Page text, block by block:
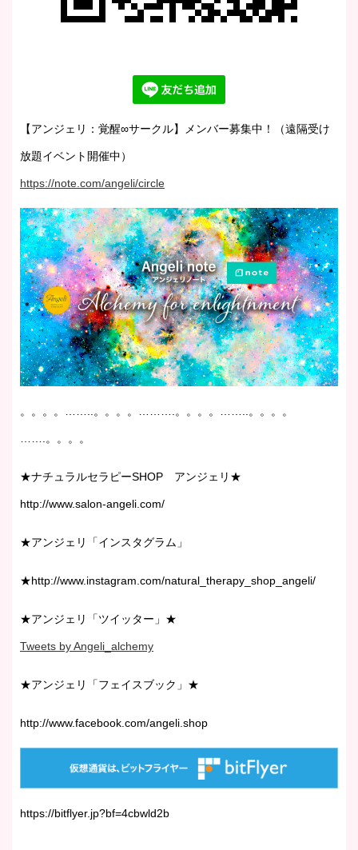
【アンジェリ：覚醒∞サークル】メンバー募集中！（遠隔受け
放題イベント開催中）
https://note.com/angeli/circle
。。。。……..。。。。……….。。。。……..。。。。
…….。。。。
★ナチュラルセラピーSHOP アンジェリ★
http://www.salon-angeli.com/
★アンジェリ「インスタグラム」
★http://www.instagram.com/natural_therapy_shop_angeli/
★アンジェリ「ツイッター」★
Tweets by Angeli_alchemy
★アンジェリ「フェイスブック」★
http://www.facebook.com/angeli.shop
https://bitflyer.jp?bf=4cbwld2b